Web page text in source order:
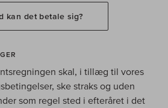
kan det betale sig?
skal, i tillæg til vores
ske straks og uden
som regel sted i efteråret i det